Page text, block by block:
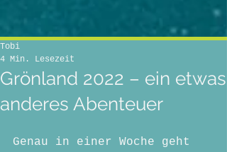
Grönland 2022 – ein etwas
anderes Abenteuer
Tobi
4 Min. Lesezeit
Genau in einer Woche geht